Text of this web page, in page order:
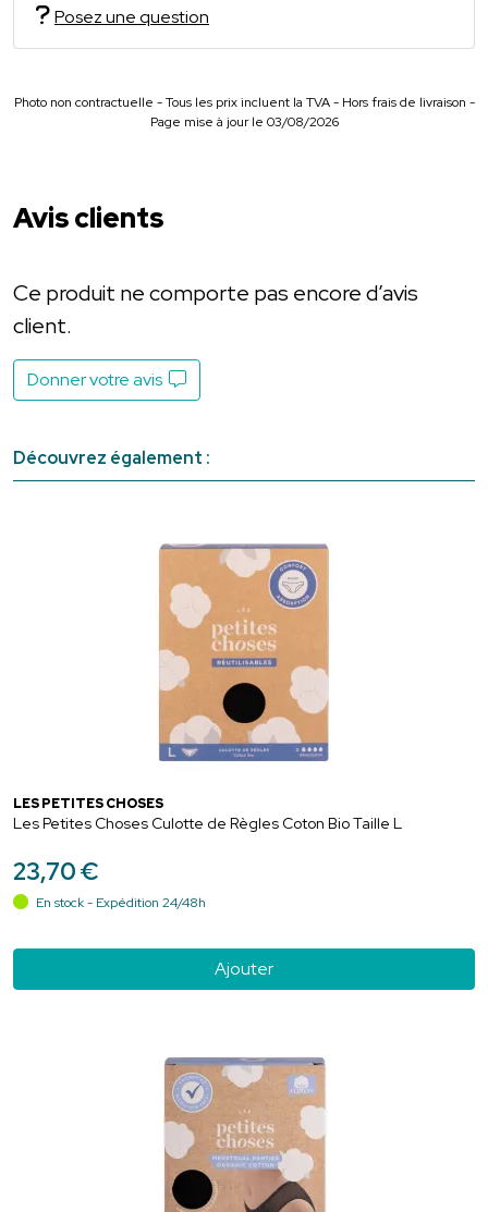
Posez une question
Photo non contractuelle - Tous les prix incluent la TVA - Hors frais de livraison -
Page mise à jour le 03/08/2026
Avis clients
Ce produit ne comporte pas encore d’avis
client.
Donner votre avis
Découvrez également :
LES PETITES CHOSES
Les Petites Choses Culotte de Règles Coton Bio Taille L
23,70€
En stock - Expédition 24/48h
Ajouter